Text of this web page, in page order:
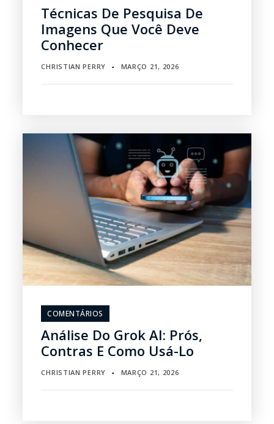
Técnicas De Pesquisa De
Imagens Que Você Deve
Conhecer
CHRISTIAN PERRY ▪ MARÇO 21, 2026
COMENTÁRIOS
Análise Do Grok AI: Prós,
Contras E Como Usá-Lo
CHRISTIAN PERRY ▪ MARÇO 21, 2026